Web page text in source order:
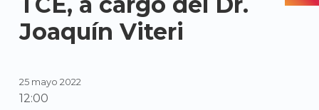
Joaquín Viteri
25 mayo 2022
12:00